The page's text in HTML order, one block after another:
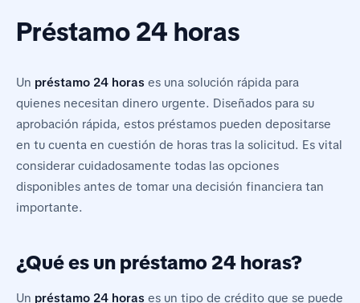
Préstamo 24 horas
Un préstamo 24 horas es una solución rápida para
quienes necesitan dinero urgente. Diseñados para su
aprobación rápida, estos préstamos pueden depositarse
en tu cuenta en cuestión de horas tras la solicitud. Es vital
considerar cuidadosamente todas las opciones
disponibles antes de tomar una decisión financiera tan
importante.
¿Qué es un préstamo 24 horas?
Un préstamo 24 horas es un tipo de crédito que se puede